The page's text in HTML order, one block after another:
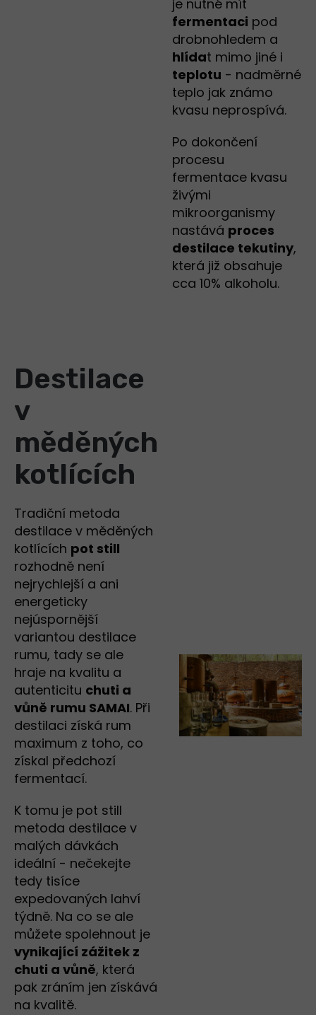
je nutné mít
fermentaci pod
drobnohledem a
hlídat mimo jiné i
teplotu - nadměrné
teplo jak známo
kvasu neprospívá.
Po dokončení
procesu
fermentace kvasu
živými
mikroorganismy
nastává proces
destilace tekutiny,
která již obsahuje
cca 10% alkoholu.
Destilace
v
měděných
kotlících
Tradiční metoda
destilace v měděných
kotlících pot still
rozhodně není
nejrychlejší a ani
energeticky
nejúspornější
variantou destilace
rumu, tady se ale
hraje na kvalitu a
autenticitu chuti a
vůně rumu SAMAI. Při
destilaci získá rum
maximum z toho, co
získal předchozí
fermentací.
K tomu je pot still
metoda destilace v
malých dávkách
ideální - nečekejte
tedy tisíce
expedovaných lahví
týdně. Na co se ale
můžete spolehnout je
vynikající zážitek z
chuti a vůně, která
pak zráním jen získává
na kvalitě.